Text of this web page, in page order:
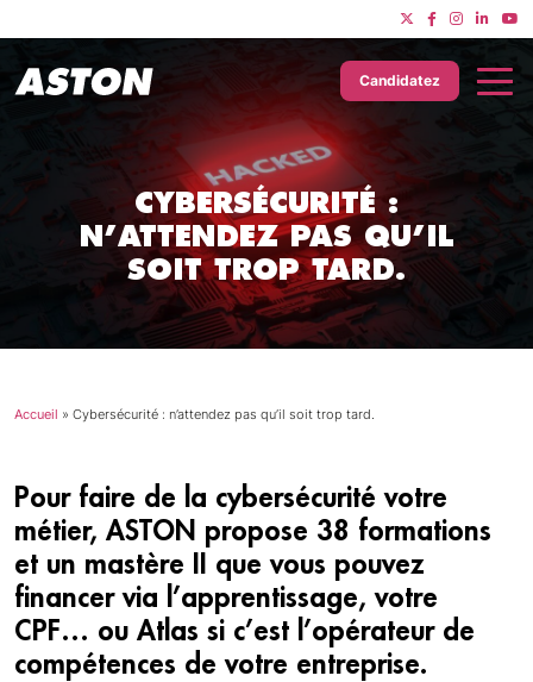
Candidatez
CYBERSÉCURITÉ :
N’ATTENDEZ PAS QU’IL
SOIT TROP TARD.
Accueil » Cybersécurité : n’attendez pas qu’il soit trop tard.
Pour faire de la cybersécurité votre
métier, ASTON propose 38 formations
et un mastère II que vous pouvez
financer via l’apprentissage, votre
CPF… ou Atlas si c’est l’opérateur de
compétences de votre entreprise.